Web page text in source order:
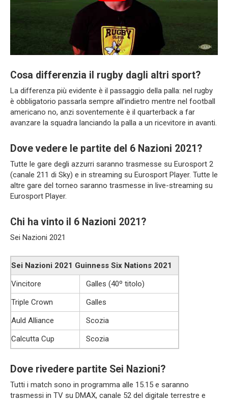
Cosa differenzia il rugby dagli altri sport?
La differenza più evidente è il passaggio della palla: nel rugby
è obbligatorio passarla sempre all’indietro mentre nel football
americano no, anzi soventemente è il quarterback a far
avanzare la squadra lanciando la palla a un ricevitore in avanti.
Dove vedere le partite del 6 Nazioni 2021?
Tutte le gare degli azzurri saranno trasmesse su Eurosport 2
(canale 211 di Sky) e in streaming su Eurosport Player. Tutte le
altre gare del torneo saranno trasmesse in live-streaming su
Eurosport Player.
Chi ha vinto il 6 Nazioni 2021?
Sei Nazioni 2021
Sei Nazioni 2021 Guinness Six Nations 2021
Vincitore
Galles (40º titolo)
Triple Crown
Galles
Auld Alliance
Scozia
Calcutta Cup
Scozia
Dove rivedere partite Sei Nazioni?
Tutti i match sono in programma alle 15.15 e saranno
trasmessi in TV su DMAX, canale 52 del digitale terrestre e